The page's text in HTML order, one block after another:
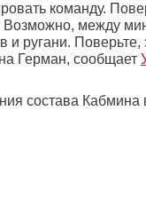
команду.
Возможно, между
и ругани.
Герман, сообщает
состава